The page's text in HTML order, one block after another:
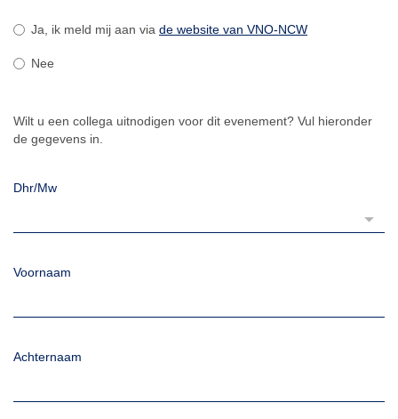
Ja, ik meld mij aan via de website van VNO-NCW
Nee
Wilt u een collega uitnodigen voor dit evenement? Vul hieronder
de gegevens in.
Dhr/Mw
Voornaam
Achternaam